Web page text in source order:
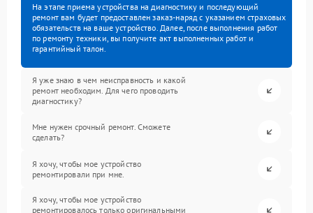
На этапе приема устройства на диагностику и последующий
ремонт вам будет предоставлен заказ-наряд с указанием страховых
обязательств на ваше устройство. Далее, после выполнения работ
по ремонту техники, вы получите акт выполненных работ и
гарантийный талон.
Я уже знаю в чем неисправность и какой
ремонт необходим. Для чего проводить
диагностику?
Мне нужен срочный ремонт. Сможете
сделать?
Я хочу, чтобы мое устройство
ремонтировали при мне.
Я хочу, чтобы мое устройство
ремонтировалось только оригинальными